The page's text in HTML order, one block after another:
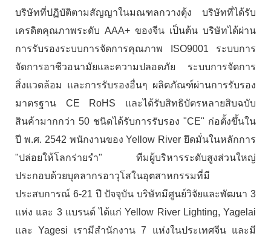
บริษัทที่ปฏิบัติตามสัญญาในมณฑลกวางตุ้ง บริษัทที่ได้รับ
เครดิตคุณภาพระดับ AAA+ ของจีน เป็นต้น บริษัทได้ผ่าน
การรับรองระบบการจัดการคุณภาพ ISO9001 ระบบการ
จัดการอาชีวอนามัยและความปลอดภัย ระบบการจัดการ
สิ่งแวดล้อม และการรับรองอื่นๆ ผลิตภัณฑ์ผ่านการรับรอง
มาตรฐาน CE RoHS และได้รับสิทธิบัตรหลายสิบฉบับ
สินค้ามากกว่า 50 ชนิดได้รับการรับรอง "CE" ก่อตั้งขึ้นใน
ปี พ.ศ. 2542 พนักงานของ Yellow River ยึดมั่นในหลักการ
"ปล่อยให้โลกร่ายรำ" ทีมผู้บริหารระดับสูงส่วนใหญ่
ประกอบด้วยบุคลากรอาวุโสในอุตสาหกรรมที่มี
ประสบการณ์ 6-21 ปี ปัจจุบัน บริษัทมีศูนย์วิจัยและพัฒนา 3
แห่ง และ 3 แบรนด์ ได้แก่ Yellow River Lighting, Yagelai
และ Yagesi เรามีสำนักงาน 7 แห่งในประเทศจีน และมี